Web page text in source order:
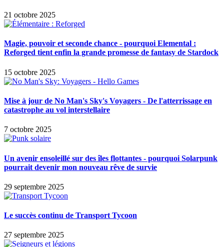
21 octobre 2025
Magie, pouvoir et seconde chance - pourquoi Elemental :
Reforged tient enfin la grande promesse de fantasy de Stardock
15 octobre 2025
Mise à jour de No Man's Sky's Voyagers - De l'atterrissage en
catastrophe au vol interstellaire
7 octobre 2025
Un avenir ensoleillé sur des îles flottantes - pourquoi Solarpunk
pourrait devenir mon nouveau rêve de survie
29 septembre 2025
Le succès continu de Transport Tycoon
27 septembre 2025